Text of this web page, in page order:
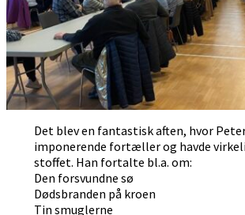
Det blev en fantastisk aften, hvor
imponerende fortæller og havde
stoffet. Han fortalte bl.a. om:
Den forsvundne sø
Dødsbranden på kroen
Tin smuglerne